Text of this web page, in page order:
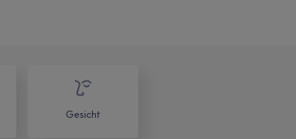
Gesicht